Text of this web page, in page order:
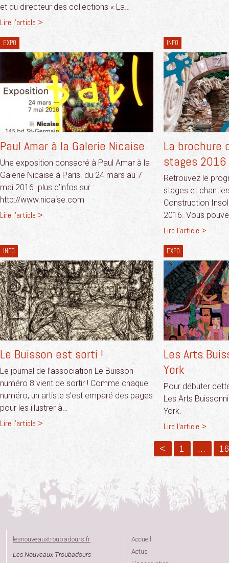
et du directeur des collections « La…
Lire l'article >
EXPO
Paul Amar à la Galerie Nicaise
Une exposition consacré à Paul Amar à la
Galerie Nicaise à Paris. du 24 mars au 7
mai 2016. plus d’infos sur :
http://www.nicaise.com
Lire l'article >
INFO
La brochure
stages
Retrouvez le
stages et
Construction
2016. Vous
Lire l'article >
INFO
Le Buisson est sorti !
Le journal de l’association Le Buisson
numéro 8 vient de sortir ! Comme chaque
numéro, un artiste s’est emparé des pages
pour les illustrer à…
Lire l'article >
EXPO
Les Arts
York
Pour débuter
Les Arts
York.
Lire l'article >
< 1 … 16
lesnouveauxtroubadours.fr
Les Nouveaux Troubadours
Accueil
Actus